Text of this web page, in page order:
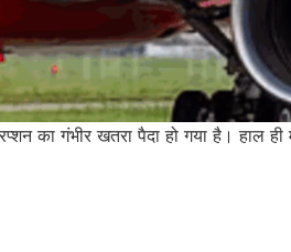
का गंभीर खतरा पैदा हो गया है। हाल ही